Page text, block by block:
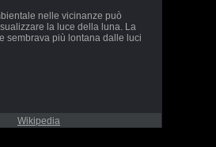
nelle vicinanze può
la luce della luna. La
sembrava più lontana dalle luci
Wikipedia